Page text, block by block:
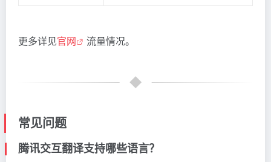
更多详见官网 流量情况。
常见问题
腾讯交互翻译支持哪些语言？